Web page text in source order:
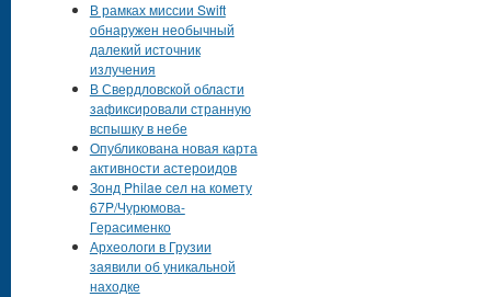
В рамках миссии Swift
обнаружен необычный
далекий источник
излучения
В Свердловской области
зафиксировали странную
вспышку в небе
Опубликована новая карта
активности астероидов
Зонд Philae сел на комету
67P/Чурюмова-
Герасименко
Археологи в Грузии
заявили об уникальной
находке